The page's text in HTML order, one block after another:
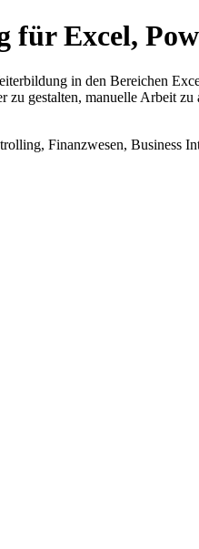
Excel,
in den Bereichen
gestalten, manuelle Arbeit
Finanzwesen,